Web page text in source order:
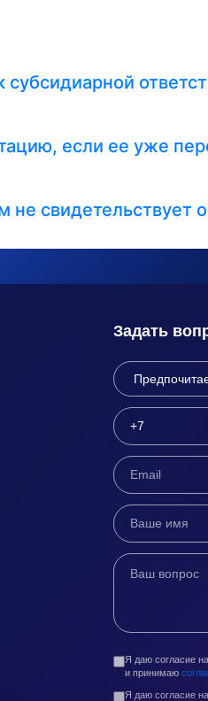
если ее уже
свидетельствует
Задать
Я даю согласие
и принимаю
Я даю согласие